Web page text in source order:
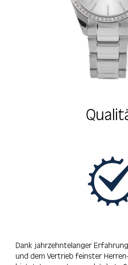
Dank jahrzehntelanger
und dem Vertrieb feinster